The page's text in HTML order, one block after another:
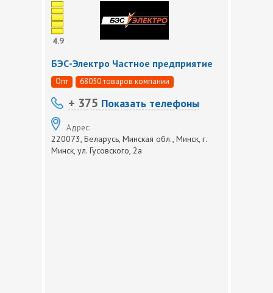
4.9
БЭС-Электро Частное предприятие
Опт 68050 товаров компании
+ 375 Показать телефоны
Адрес:
220073, Беларусь, Минская обл., Минск, г.
Минск, ул. Гусовского, 2а